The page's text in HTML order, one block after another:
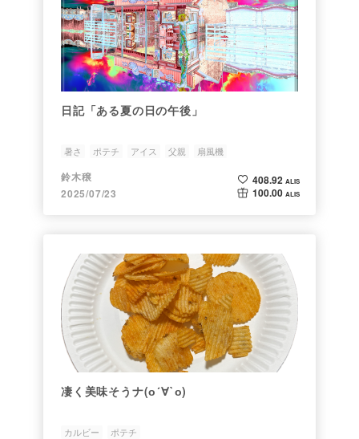
日記「ある夏の日の午後」
暑さ ポテチ アイス 父親 扇風機
鈴木穣
2025/07/23
408.92 ALIS
100.00 ALIS
凄く美味そうナ(о´∀`о)
カルビー ポテチ